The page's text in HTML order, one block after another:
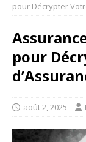
pour Décrypter
pour
août 2, 2025